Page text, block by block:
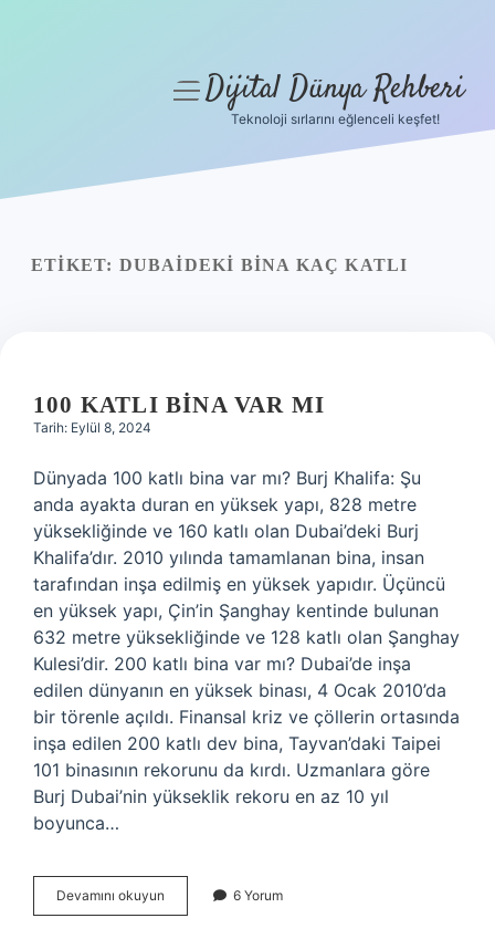
Yasal Uyarı
menüyüDijital Dünya Rehberi
Teknoloji sırlarını eğlenceli keşfet!
ETIKET: DUBAIDEKI BINA KAÇ KATLI
100 KATLI BINA VAR MI
Tarih: Eylül 8, 2024
Dünyada 100 katlı bina var mı? Burj Khalifa: Şu
anda ayakta duran en yüksek yapı, 828 metre
yüksekliğinde ve 160 katlı olan Dubai’deki Burj
Khalifa’dır. 2010 yılında tamamlanan bina, insan
tarafından inşa edilmiş en yüksek yapıdır. Üçüncü
en yüksek yapı, Çin’in Şanghay kentinde bulunan
632 metre yüksekliğinde ve 128 katlı olan Şanghay
Kulesi’dir. 200 katlı bina var mı? Dubai’de inşa
edilen dünyanın en yüksek binası, 4 Ocak 2010’da
bir törenle açıldı. Finansal kriz ve çöllerin ortasında
inşa edilen 200 katlı dev bina, Tayvan’daki Taipei
101 binasının rekorunu da kırdı. Uzmanlara göre
Burj Dubai’nin yükseklik rekoru en az 10 yıl
boyunca…
Devamını okuyun
Katlı
6 Yorum